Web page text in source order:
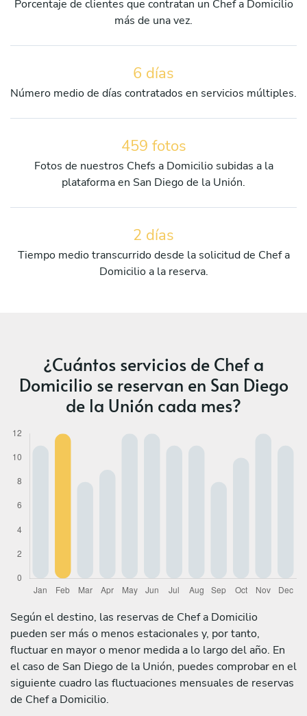
Porcentaje de clientes que contratan un Chef a Domicilio
más de una vez.
6 días
Número medio de días contratados en servicios múltiples.
459 fotos
Fotos de nuestros Chefs a Domicilio subidas a la
plataforma en San Diego de la Unión.
2 días
Tiempo medio transcurrido desde la solicitud de Chef a
Domicilio a la reserva.
¿Cuántos servicios de Chef a
Domicilio se reservan en San Diego
de la Unión cada mes?
Según el destino, las reservas de Chef a Domicilio
pueden ser más o menos estacionales y, por tanto,
fluctuar en mayor o menor medida a lo largo del año. En
el caso de San Diego de la Unión, puedes comprobar en el
siguiente cuadro las fluctuaciones mensuales de reservas
de Chef a Domicilio.